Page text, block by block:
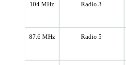
104 MHz Radio 3
87.6 MHz Radio 5